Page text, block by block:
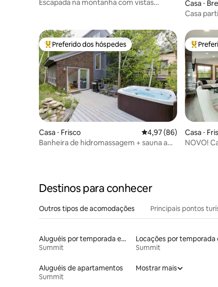
Escapada na montanha com vistas
Casa ⋅
Casa
distância
Entre os melhores preferidos dos hóspedes
Preferido dos hóspedes
Casa ⋅ Frisco 4,97 de uma avaliação
4,97 (86)
Banheira de hidromassagem + sauna a
Entre
Casa ⋅
NOVO!
Destinos para conhecer
Outros tipos de acomodações Principais pontos
Aluguéis por temporada em resorts
Summit
Summit
Aluguéis de apartamentos
Summit
Mostrar mais